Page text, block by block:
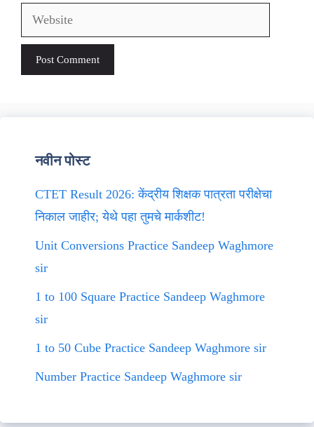
Website
नवीन पोस्ट
CTET Result 2026: केंद्रीय शिक्षक पात्रता परीक्षेचा
निकाल जाहीर; येथे पहा तुमचे मार्कशीट!
Unit Conversions Practice Sandeep Waghmore
sir
1 to 100 Square Practice Sandeep Waghmore
sir
1 to 50 Cube Practice Sandeep Waghmore sir
Number Practice Sandeep Waghmore sir